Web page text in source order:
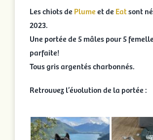
Les chiots de Plumeet de Eatsont
2023.
Une portée de 5 mâles pour 5
parfaite!
Tous gris argentés charbonnés.
Retrouvez l’évolution de la portée :